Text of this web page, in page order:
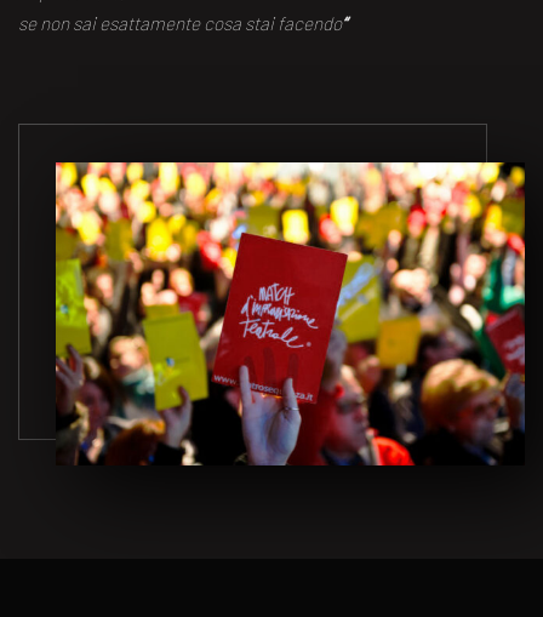
se non sai esattamente cosa stai facendo“